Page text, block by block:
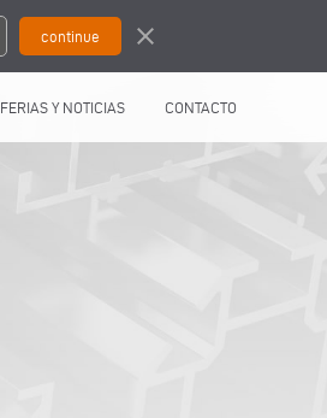
close
FERIAS Y NOTICIAS CONTACTO